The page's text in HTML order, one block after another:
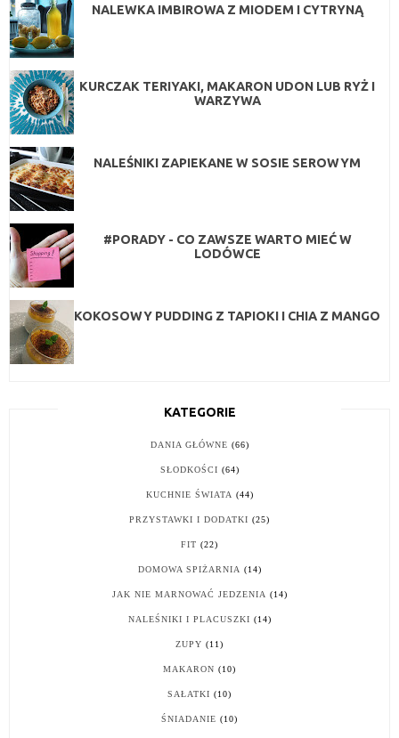
NALEWKA IMBIROWA Z MIODEM I CYTRYNĄ
KURCZAK TERIYAKI, MAKARON UDON LUB RYŻ I
WARZYWA
NALEŚNIKI ZAPIEKANE W SOSIE SEROWYM
#PORADY - CO ZAWSZE WARTO MIEĆ W
LODÓWCE
KOKOSOWY PUDDING Z TAPIOKI I CHIA Z MANGO
KATEGORIE
DANIA GŁÓWNE (66)
SŁODKOŚCI (64)
KUCHNIE ŚWIATA (44)
PRZYSTAWKI I DODATKI (25)
FIT (22)
DOMOWA SPIŻARNIA (14)
JAK NIE MARNOWAĆ JEDZENIA (14)
NALEŚNIKI I PLACUSZKI (14)
ZUPY (11)
MAKARON (10)
SAŁATKI (10)
ŚNIADANIE (10)